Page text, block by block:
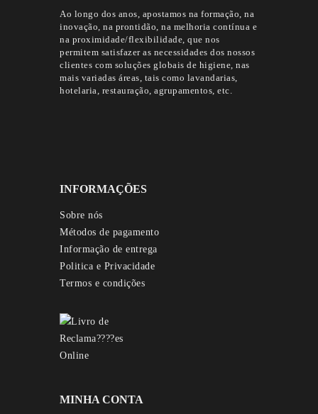
Ao longo dos anos, apostamos na formação, na
inovação, na prontidão, na melhoria contínua e
na proximidade/flexibilidade, que nos
permitem satisfazer as necessidades dos nossos
clientes com soluções globais de higiene, nas
mais variadas áreas, tais como lavandarias,
hotelaria, restauração, agrupamentos, etc.
INFORMAÇÕES
Sobre nós
Métodos de pagamento
Informação de entrega
Politica e Privacidade
Termos e condições
MINHA CONTA